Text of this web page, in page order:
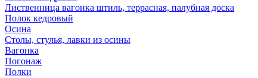
Лиственница вагонка штиль, террасная, палубная доска
Полок кедровый
Осина
Столы, стулья, лавки из осины
Вагонка
Погонаж
Полки